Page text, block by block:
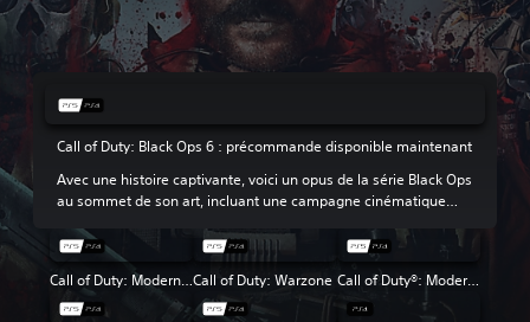
Call of Duty: Black Ops 6 : précommande disponible maintenant
Avec une histoire captivante, voici un opus de la série Black Ops
au sommet de son art, incluant une campagne cinématique
Zombies par manches.
Call of Duty: Modern Warfare IIICall of Duty: Warzone Call of Duty®: Modern Warfare® II